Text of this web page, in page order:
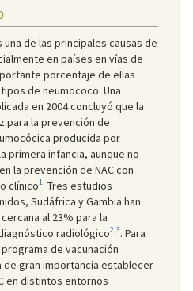
una de las principales causas de
en países en vías de
porcentaje de ellas
de neumococo. Una
en 2004 concluyó que la
para la prevención de
producida por
primera infancia, aunque no
la prevención de NAC con
clínico1. Tres estudios
Sudáfrica y Gambia han
al 23% para la
radiológico2,3. Para
de vacunación
gran importancia establecer
en distintos entornos